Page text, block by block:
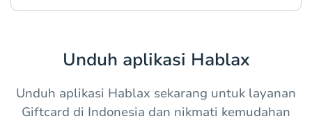
Unduh aplikasi Hablax
Unduh aplikasi Hablax sekarang untuk layanan
Giftcard di Indonesia dan nikmati kemudahan